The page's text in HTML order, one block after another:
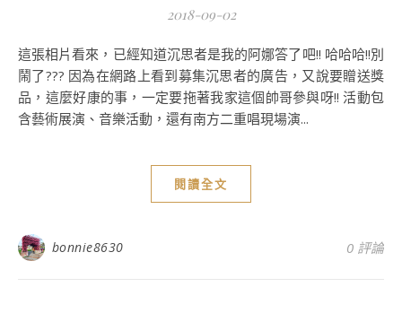
2018-09-02
這張相片看來，已經知道沉思者是我的阿娜答了吧!! 哈哈哈!!別
鬧了??? 因為在網路上看到募集沉思者的廣告，又說要贈送獎
品，這麼好康的事，一定要拖著我家這個帥哥參與呀!! 活動包
含藝術展演、音樂活動，還有南方二重唱現場演...
閱讀全文
bonnie8630 0 評論